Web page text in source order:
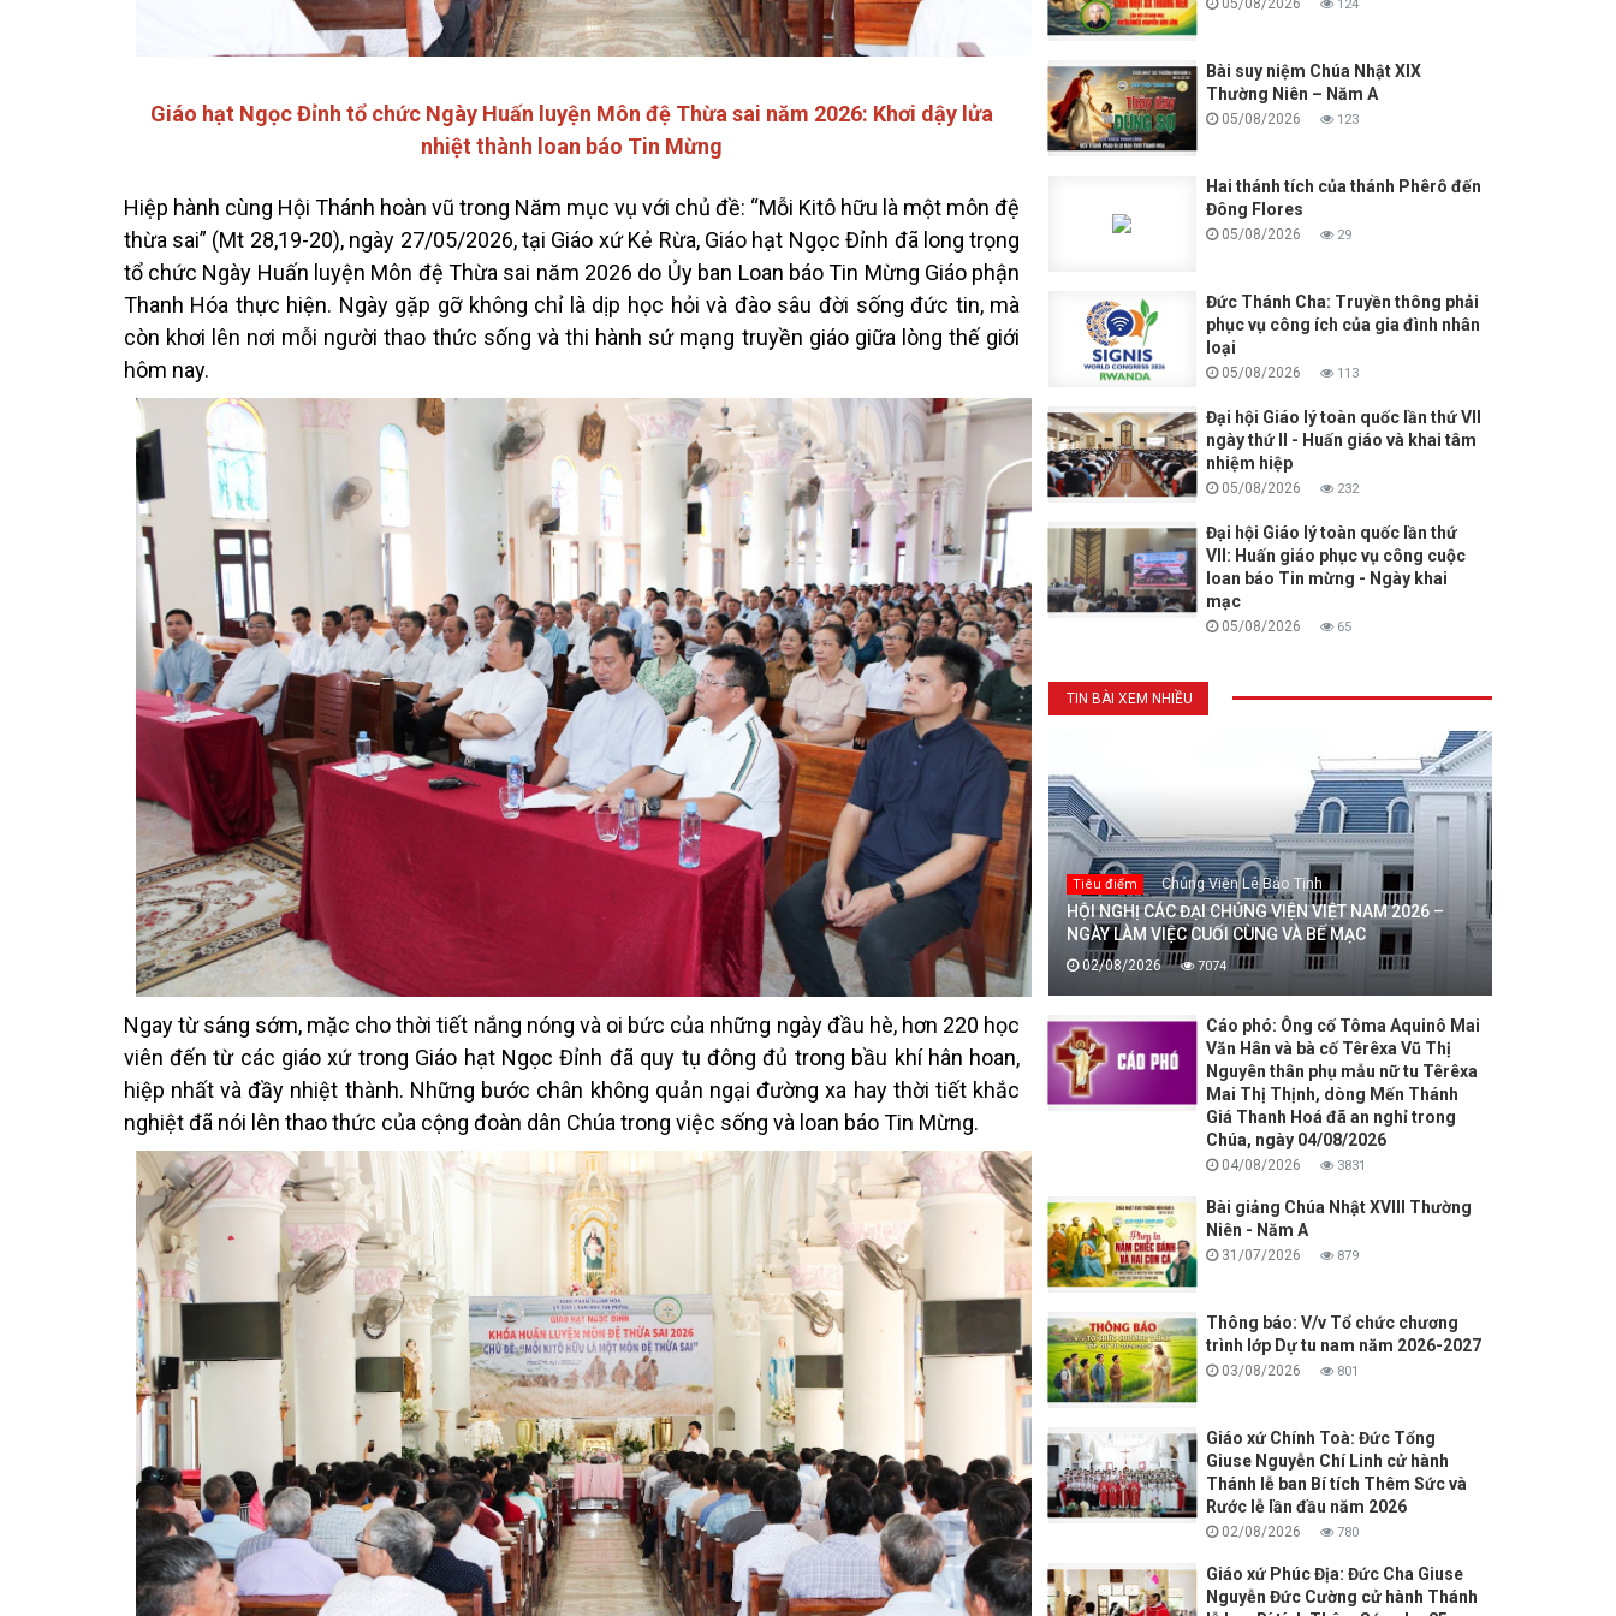
Giáo hạt Ngọc Đỉnh tổ chức Ngày Huấn luyện Môn đệ Thừa sai năm 2026: Khơi dậy lửa
nhiệt thành loan báo Tin Mừng
Hiệp hành cùng Hội Thánh hoàn vũ trong Năm mục vụ với chủ đề: “Mỗi Kitô hữu là một môn đệ
thừa sai” (Mt 28,19-20), ngày 27/05/2026, tại Giáo xứ Kẻ Rừa, Giáo hạt Ngọc Đỉnh đã long trọng
tổ chức Ngày Huấn luyện Môn đệ Thừa sai năm 2026 do Ủy ban Loan báo Tin Mừng Giáo phận
Thanh Hóa thực hiện. Ngày gặp gỡ không chỉ là dịp học hỏi và đào sâu đời sống đức tin, mà
còn khơi lên nơi mỗi người thao thức sống và thi hành sứ mạng truyền giáo giữa lòng thế giới
hôm nay.
Ngay từ sáng sớm, mặc cho thời tiết nắng nóng và oi bức của những ngày đầu hè, hơn 220 học
viên đến từ các giáo xứ trong Giáo hạt Ngọc Đỉnh đã quy tụ đông đủ trong bầu khí hân hoan,
hiệp nhất và đầy nhiệt thành. Những bước chân không quản ngại đường xa hay thời tiết khắc
nghiệt đã nói lên thao thức của cộng đoàn dân Chúa trong việc sống và loan báo Tin Mừng.
05/08/2026 124
Bài suy niệm Chúa Nhật XIX
Thường Niên – Năm A
05/08/2026 123
Hai thánh tích của thánh Phêrô đến
Đông Flores
05/08/2026 29
Đức Thánh Cha: Truyền thông phải
phục vụ công ích của gia đình nhân
loại
05/08/2026 113
Đại hội Giáo lý toàn quốc lần thứ VII
ngày thứ II - Huấn giáo và khai tâm
nhiệm hiệp
05/08/2026 232
Đại hội Giáo lý toàn quốc lần thứ
VII: Huấn giáo phục vụ công cuộc
loan báo Tin mừng - Ngày khai
mạc
05/08/2026 65
TIN BÀI XEM NHIỀU
Tiêu điểm Chủng Viện Lê Bảo Tịnh
HỘI NGHỊ CÁC ĐẠI CHỦNG VIỆN VIỆT NAM 2026 –
NGÀY LÀM VIỆC CUỐI CÙNG VÀ BẾ MẠC
02/08/2026 7074
Cáo phó: Ông cố Tôma Aquinô Mai
Văn Hân và bà cố Têrêxa Vũ Thị
Nguyên thân phụ mẫu nữ tu Têrêxa
Mai Thị Thịnh, dòng Mến Thánh
Giá Thanh Hoá đã an nghỉ trong
Chúa, ngày 04/08/2026
04/08/2026 3831
Bài giảng Chúa Nhật XVIII Thường
Niên - Năm A
31/07/2026 879
Thông báo: V/v Tổ chức chương
trình lớp Dự tu nam năm 2026-2027
03/08/2026 801
Giáo xứ Chính Toà: Đức Tổng
Giuse Nguyễn Chí Linh cử hành
Thánh lễ ban Bí tích Thêm Sức và
Rước lễ lần đầu năm 2026
02/08/2026 780
Giáo xứ Phúc Địa: Đức Cha Giuse
Nguyễn Đức Cường cử hành Thánh